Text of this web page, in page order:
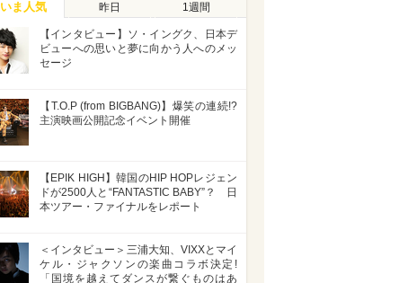
いま人気 昨日 1週間
【インタビュー】ソ・イングク、日本デ
ビューへの思いと夢に向かう人へのメッ
セージ
【T.O.P (from BIGBANG)】爆笑の連続!?
主演映画公開記念イベント開催
【EPIK HIGH】韓国のHIP HOPレジェン
ドが2500人と“FANTASTIC BABY”？ 日
本ツアー・ファイナルをレポート
＜インタビュー＞三浦大知、VIXXとマイ
ケル・ジャクソンの楽曲コラボ決定!
「国境を越えてダンスが繋ぐものはあ